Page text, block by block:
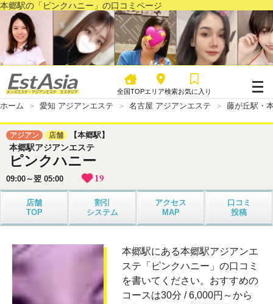
本郷駅の「ピンクハニー」の口コミページ
全国TOPエリア検索お気に入り
ホーム 愛知 アジアンエステ 名古屋 アジアンエステ 藤が丘駅・
アジアン 店舗 【本郷駅】
本郷駅アジアンエステ
ピンクハニー
09:00～翌 05:00 19
店舗
TOP
割引
システム
アクセス
MAP
口コミ
投稿
本郷駅にある本郷駅アジアンエ
ステ「ピンクハニー」の口コミ
を書いてください。おすすめの
コースは30分 / 6,000円～から